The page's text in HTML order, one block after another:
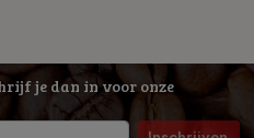
je dan in voor onze